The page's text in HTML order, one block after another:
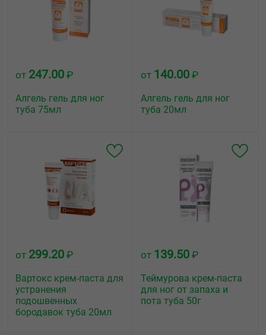
от 247.00 ₽
Алгель гель для ног
туба 75мл
от 140.00 ₽
Алгель гель для ног
туба 20мл
от 299.20 ₽
Вартокс крем-паста для
устранения
подошвенных
бородавок туба 20мл
от 139.50 ₽
Теймурова крем-паста
для ног от запаха и
пота туба 50г